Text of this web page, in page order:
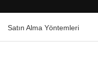
Satın Alma Yöntemleri